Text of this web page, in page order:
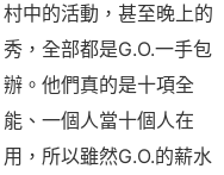
村中的活動，甚至晚上的
秀，全部都是G.O.一手包
辦。他們真的是十項全
能、一個人當十個人在
用，所以雖然G.O.的薪水